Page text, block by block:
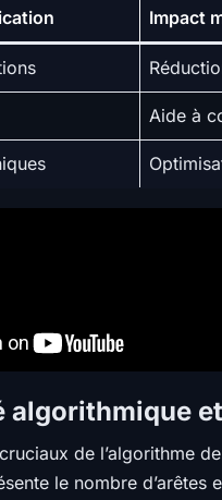
Impact
Aide à
algorithmique
de l’algorithme
le nombre